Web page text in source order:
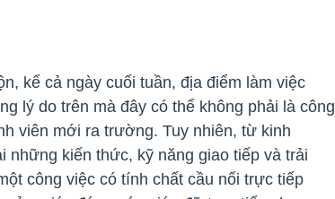
kể cả ngày cuối tuần, địa điểm làm việc
lý do trên mà đây có thể không phải là công
viên mới ra trường. Tuy nhiên, từ kinh
những kiến thức, kỹ năng giao tiếp và trải
công việc có tính chất cầu nối trực tiếp